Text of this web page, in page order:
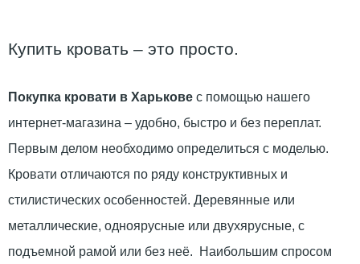
Купить кровать – это просто.
Покупка кровати в Харькове с помощью нашего
интернет-магазина – удобно, быстро и без переплат.
Первым делом необходимо определиться с моделью.
Кровати отличаются по ряду конструктивных и
стилистических особенностей. Деревянные или
металлические, одноярусные или двухярусные, с
подъемной рамой или без неё. Наибольшим спросом